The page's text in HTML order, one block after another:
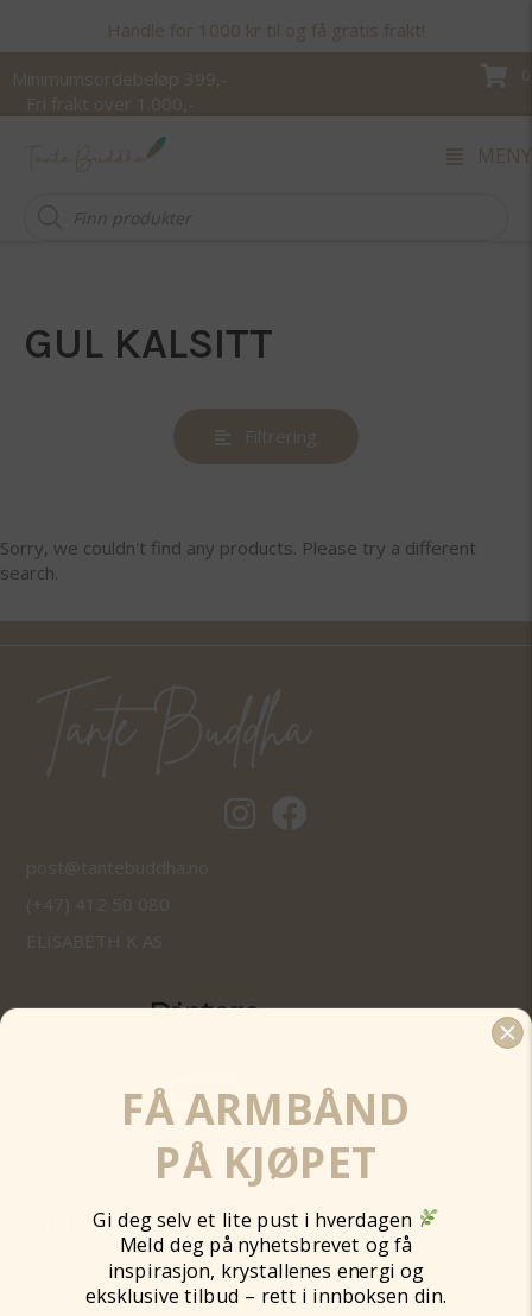
Handle for 1000 kr til og få gratis frakt!
Minimumsordebeløp 399,-
Fri frakt over 1.000,-
MENY
Products
search
GUL KALSITT
Filtrering
Sorry, we couldn't find any products. Please try a different
search.
Tantebuddha.no instagram
Tantebuddha.no facebook
post@tantebuddha.no
(+47) 412 50 080
ELISABETH K AS
SIDER
Min side
FÅ ARMBÅND
PÅ KJØPET
Gi deg selv et lite pust i hverdagen
Meld deg på nyhetsbrevet og få
inspirasjon, krystallenes energi og
eksklusive tilbud – rett i innboksen din.